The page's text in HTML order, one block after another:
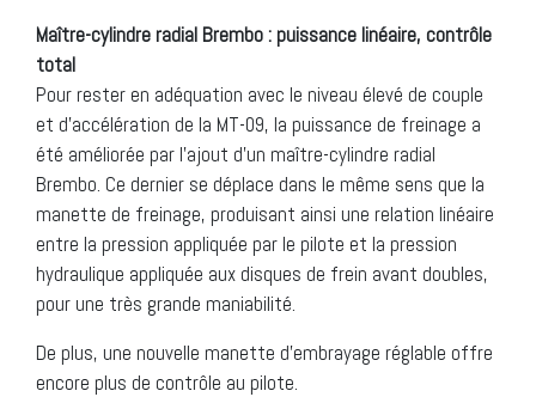
Maître-cylindre radial Brembo : puissance linéaire, contrôle
total
Pour rester en adéquation avec le niveau élevé de couple
et d’accélération de la MT-09, la puissance de freinage a
été améliorée par l’ajout d’un maître-cylindre radial
Brembo. Ce dernier se déplace dans le même sens que la
manette de freinage, produisant ainsi une relation linéaire
entre la pression appliquée par le pilote et la pression
hydraulique appliquée aux disques de frein avant doubles,
pour une très grande maniabilité.
De plus, une nouvelle manette d’embrayage réglable offre
encore plus de contrôle au pilote.